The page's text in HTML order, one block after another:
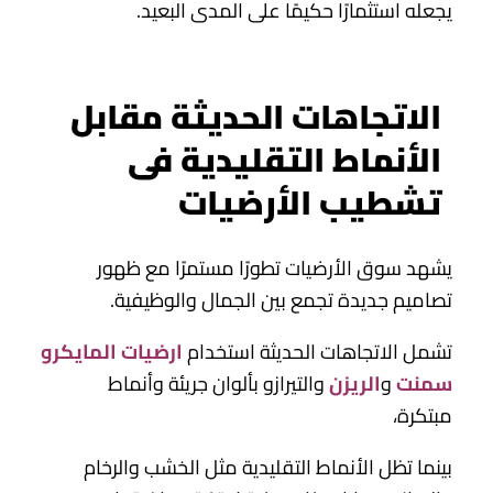
يجعله استثمارًا حكيمًا على المدى البعيد.
الاتجاهات الحديثة مقابل
الأنماط التقليدية فى
تشطيب الأرضيات
يشهد سوق الأرضيات تطورًا مستمرًا مع ظهور
تصاميم جديدة تجمع بين الجمال والوظيفية.
تشمل الاتجاهات الحديثة استخدامارضيات المايكرو
سمنتوالريزنوالتيرازو بألوان جريئة وأنماط
مبتكرة،
بينما تظل الأنماط التقليدية مثل الخشب والرخام